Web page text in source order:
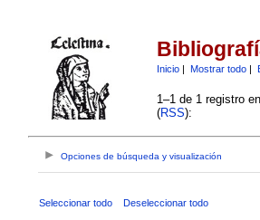
Inicio| Mostrar todo|
1–1 de 1 registro
(RSS):
Opciones de búsqueda y visualización
Seleccionar todo Deseleccionar todo